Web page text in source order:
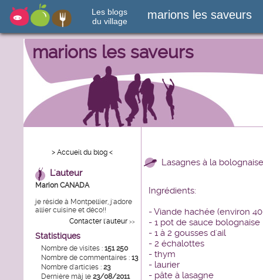
Les blogs
du village
marions les saveurs
marions les saveurs
> Accueil du blog <
L'auteur
Marion CANADA
je réside à Montpellier, j'adore
allier cuisine et déco!!
Contacter l'auteur >>
Statistiques
Nombre de visites : 151 250
Nombre de commentaires : 13
Nombre d'articles : 23
Dernière màj le 23/08/2011
Lasagnes à la bolognaise
Ingrédients:
- Viande hachée (environ
- 1 pot de sauce bolognaise
- 1 à 2 gousses d'ail
- 2 échalottes
- thym
- laurier
- pâte à lasagne